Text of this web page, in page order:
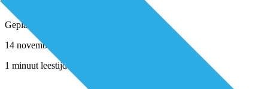
Geplaatst door
14 november 2021
1 minuut leestijd